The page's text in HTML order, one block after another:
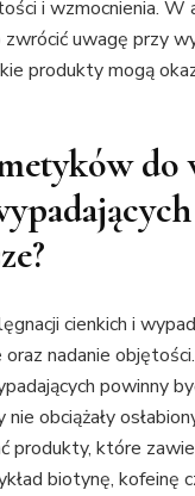
i wzmocnienia. W
uwagę przy
produkty mogą
do
cienkich i
nadanie
powinny
obciążały
produkty, które
biotynę, kofeinę